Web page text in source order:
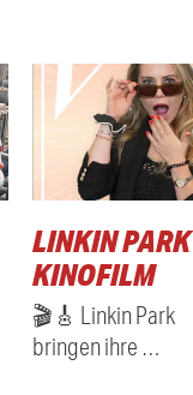
LINKIN PARK
KINOFILM
🎬🎸 Linkin Park
bringen ihre …